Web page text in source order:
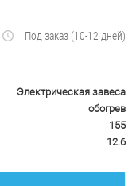
Под заказ (10-12 дней)
Электрическая завеса
обогрев
155
12.6